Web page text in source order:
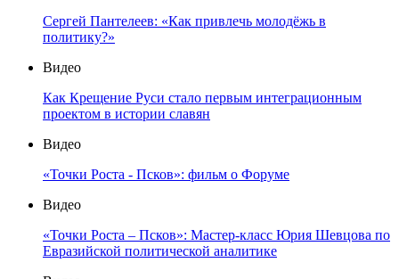
Сергей Пантелеев: «Как привлечь молодёжь в
политику?»
Видео
Как Крещение Руси стало первым интеграционным
проектом в истории славян
Видео
«Точки Роста - Псков»: фильм о Форуме
Видео
«Точки Роста – Псков»: Мастер-класс Юрия Шевцова по
Евразийской политической аналитике